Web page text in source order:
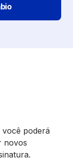
você poderá
novos